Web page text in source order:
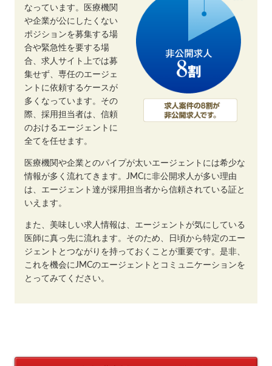
なっています。医療機関
や企業が公にしたくない
ポジションを募集する場
合や緊急性を要する場
合、求人サイト上では募
集せず、専任のエージェ
ントに依頼するケースが
多くなっています。その
際、採用担当者は、信頼
のおけるエージェントに
全てを任せます。
医療機関や企業とのパイプが太いエージェントには希少な
情報が多く流れてきます。JMCに非公開求人が多い理由
は、エージェント達が採用担当者から信頼されている証と
いえます。
また、美味しい求人情報は、エージェントが気にしている
医師に真っ先に流れます。そのため、日頃から特定のエー
ジェントとつながりを持っておくことが重要です。是非、
これを機会にJMCのエージェントとコミュニケーションを
とってみてください。